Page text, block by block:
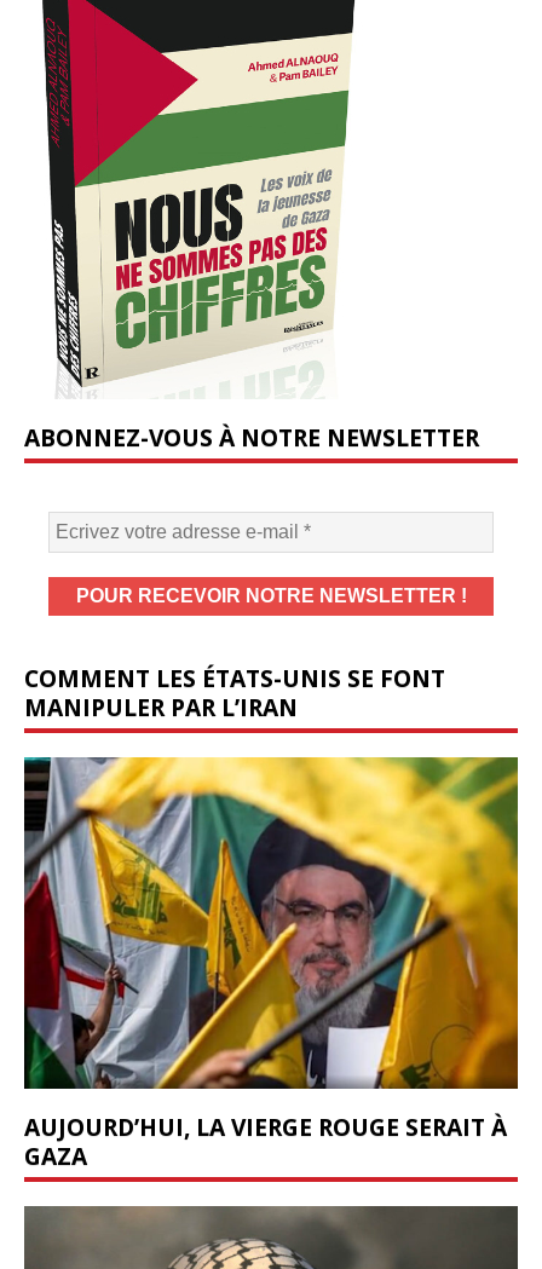
ABONNEZ-VOUS À NOTRE NEWSLETTER
COMMENT LES ÉTATS-UNIS SE FONT
MANIPULER PAR L’IRAN
AUJOURD’HUI, LA VIERGE ROUGE SERAIT À
GAZA